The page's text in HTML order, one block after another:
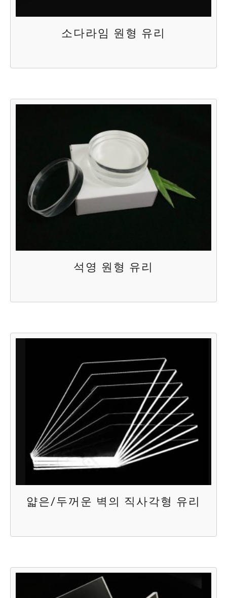
소다라임 원형 유리
석영 원형 유리
얇은/두꺼운 벽의 직사각형 유리